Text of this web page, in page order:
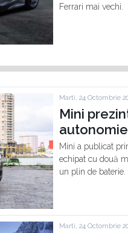
Ferrari mai vechi.
Marti, 24 Octombrie
Mini
autonomie
Mini a publicat
echipat cu două
un plin de baterie.
Marti, 24 Octombrie